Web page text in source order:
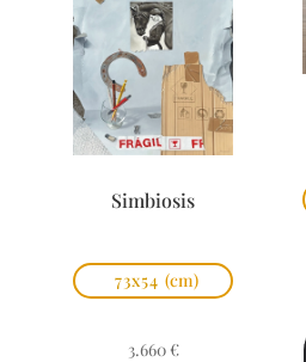
Simbiosis
73x54 (cm)
3.660 €